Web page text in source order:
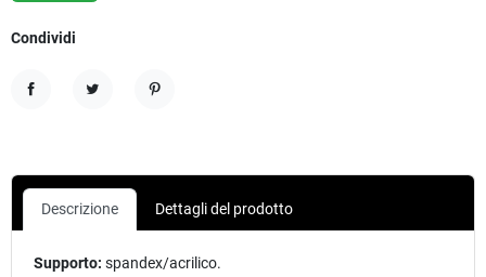
Condividi
Descrizione Dettagli del prodotto
Supporto: spandex/acrilico.